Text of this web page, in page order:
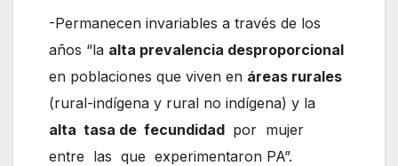
-Permanecen invariables a través de los
años “la alta prevalencia desproporcional
en poblaciones que viven en áreas rurales
(rural-indígena y rural no indígena) y la
alta tasa de fecundidad por mujer
entre las que experimentaron PA”.